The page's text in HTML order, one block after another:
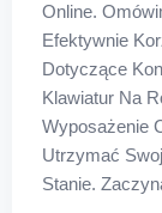
Online.
Efektywnie
Dotyczące
Klawiatur Na
Wyposażenie
Utrzymać
Stanie.